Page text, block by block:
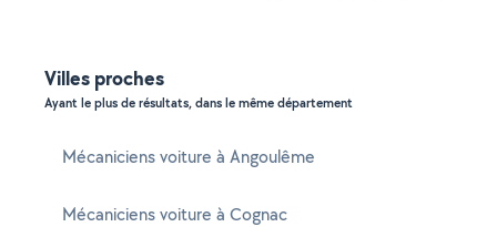
Villes proches
Ayant le plus de résultats, dans le même département
Mécaniciens voiture à Angoulême
Mécaniciens voiture à Cognac